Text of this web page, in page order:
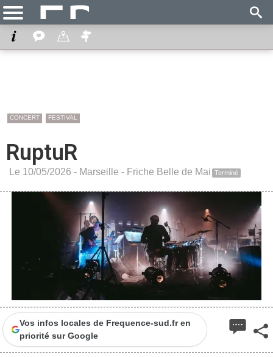
CONCERT FESTIVAL
RuptuR
Le 10/05/2026 - Marseille - Friche Belle de Mai Terminé
Vos infos locales de Frequence-sud.fr en
priorité sur Google